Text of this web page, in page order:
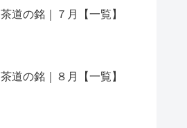
茶道の銘｜７月【一覧】
茶道の銘｜８月【一覧】